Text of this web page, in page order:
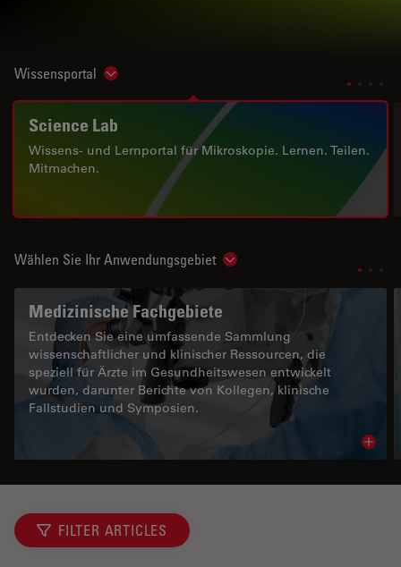
Wissensportal Show subnavigation
Science Lab
Wissens- und Lernportal für Mikroskopie. Lernen. Teilen.
Mitmachen.
Wählen Sie Ihr Anwendungsgebiet Show subnavigation
Medizinische Fachgebiete
Entdecken Sie eine umfassende Sammlung
wissenschaftlicher und klinischer Ressourcen, die
speziell für Ärzte im Gesundheitswesen entwickelt
wurden, darunter Berichte von Kollegen, klinische
Fallstudien und Symposien.
FILTER ARTICLES